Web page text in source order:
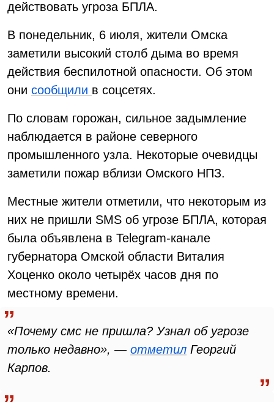
действовать угроза БПЛА.
В понедельник, 6 июля, жители Омска
заметили высокий столб дыма во время
действия беспилотной опасности. Об этом
они сообщили в соцсетях.
По словам горожан, сильное задымление
наблюдается в районе северного
промышленного узла. Некоторые очевидцы
заметили пожар вблизи Омского НПЗ.
Местные жители отметили, что некоторым из
них не пришли SMS об угрозе БПЛА, которая
была объявлена в Telegram-канале
губернатора Омской области Виталия
Хоценко около четырёх часов дня по
местному времени.
«Почему смс не пришла? Узнал об угрозе
только недавно», — отметил Георгий
Карпов.